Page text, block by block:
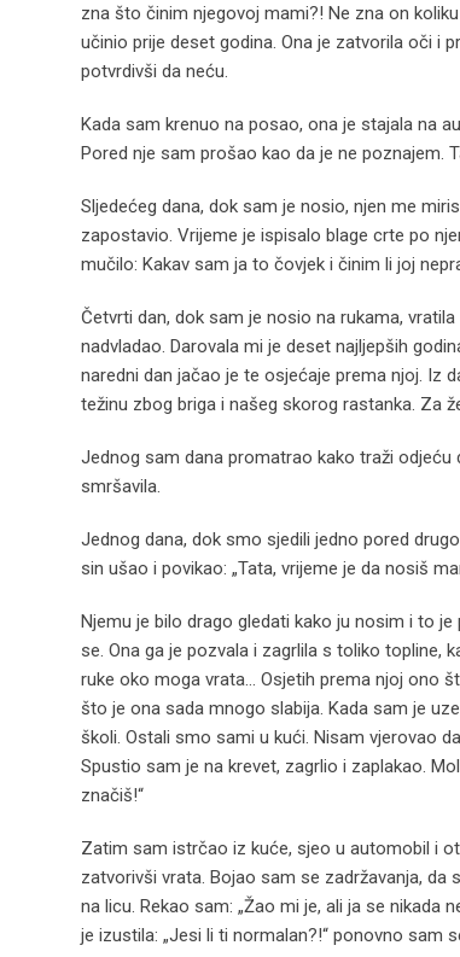
zna što činim njegovoj mami?! Ne zna on
učinio prije deset godina. Ona je zatvorila oči i
potvrdivši da neću.
Kada sam krenuo na posao, ona je stajala na
Pored nje sam prošao kao da je ne poznajem.
Sljedećeg dana, dok sam je nosio, njen me
zapostavio. Vrijeme je ispisalo blage crte po
mučilo: Kakav sam ja to čovjek i činim li joj
Četvrti dan, dok sam je nosio na rukama,
nadvladao. Darovala mi je deset najljepših
naredni dan jačao je te osjećaje prema njoj. Iz
težinu zbog briga i našeg skorog rastanka. Za
Jednog sam dana promatrao kako traži odjeću
smršavila.
Jednog dana, dok smo sjedili jedno pored
sin ušao i povikao: „Tata, vrijeme je da nosiš
Njemu je bilo drago gledati kako ju nosim i to
se. Ona ga je pozvala i zagrlila s toliko topline,
ruke oko moga vrata… Osjetih prema njoj ono
što je ona sada mnogo slabija. Kada sam je
školi. Ostali smo sami u kući. Nisam vjerovao
Spustio sam je na krevet, zagrlio i zaplakao.
značiš!“
Zatim sam istrčao iz kuće, sjeo u automobil i
zatvorivši vrata. Bojao sam se zadržavanja,
na licu. Rekao sam: „Žao mi je, ali ja se nikada
je izustila: „Jesi li ti normalan?!“ ponovno sam